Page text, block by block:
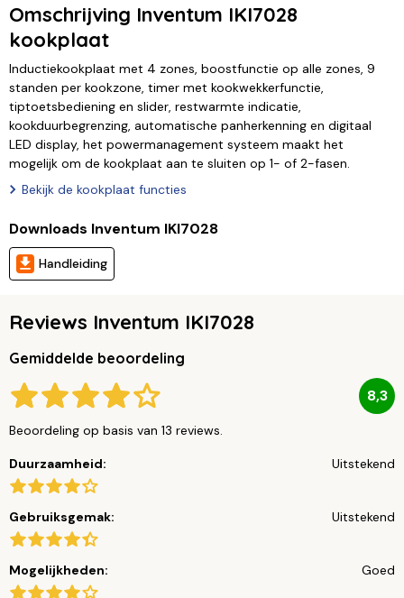
Omschrijving Inventum IKI7028
kookplaat
Inductiekookplaat met 4 zones, boostfunctie op alle zones, 9
standen per kookzone, timer met kookwekkerfunctie,
tiptoetsbediening en slider, restwarmte indicatie,
kookduurbegrenzing, automatische panherkenning en digitaal
LED display, het powermanagement systeem maakt het
mogelijk om de kookplaat aan te sluiten op 1- of 2-fasen.
Bekijk de kookplaat functies
Downloads Inventum IKI7028
Handleiding
Reviews Inventum IKI7028
Gemiddelde beoordeling
8,3
Beoordeling op basis van 13 reviews.
Duurzaamheid: Uitstekend
Gebruiksgemak: Uitstekend
Mogelijkheden: Goed